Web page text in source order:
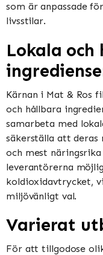
som är anpassade
livsstilar.
Lokala och
Kärnan i Mat & Ros
och hållbara
samarbeta med
säkerställa att deras
och mest
leverantörerna
koldioxidavtrycket,
miljövänligt val.
Varierat
För att tillgodose